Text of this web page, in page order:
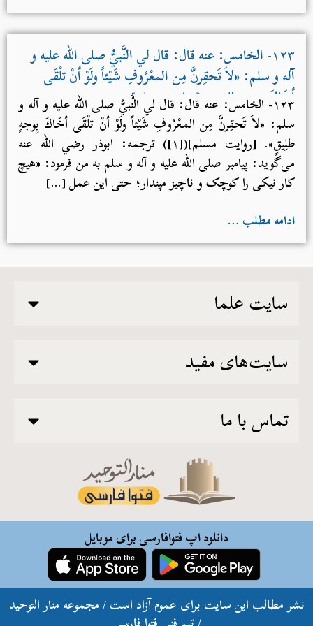
۱۲۳- الخامس: عنه قال: قال لي النَّبيُّ صلی الله علیه و
آله و سلم: «لاَ تَحقِرنَّ مِن المعْرُوفِ شَيْئاً ولَوْ أنْ تلْقَى
أخَاكَ بِوجهٍ طلِيقٍ». [روایت مسلم]
۱۲۳- الخامس: عنه قال: قال لي النَّبيُّ صلی الله علیه و آله و
سلم: «لاَ تَحقِرنَّ مِن المعْرُوفِ شَيْئاً ولَوْ أنْ تلْقَى أخَاكَ بِوجهٍ
طلِيقٍ». [روایت مسلم]([۱]) ترجمه: ابوذر رضي الله عنه
می‌گوید: پیامبر صلی الله علیه و آله و سلم به من فرمود: «هیچ
کار نیکی را کوچک و ناچیز مپندار؛ حتی این عمل […]
ادامه مطلب …
سایت علما
سایت‌های مفید
تماس با ما
دانلود اپ فتوافارسی برای موبایل
نشر مطالب این سایت برای عموم آزاد است / مجموعه منار التوحید